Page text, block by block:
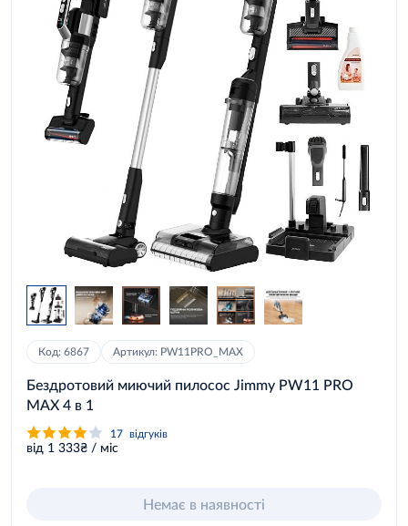
Код: 6867 Артикул: PW11PRO_MAX
Бездротовий миючий пилосос Jimmy PW11 PRO
MAX 4 в 1
17 відгуків
від 1 333₴ / міс
Немає в наявності